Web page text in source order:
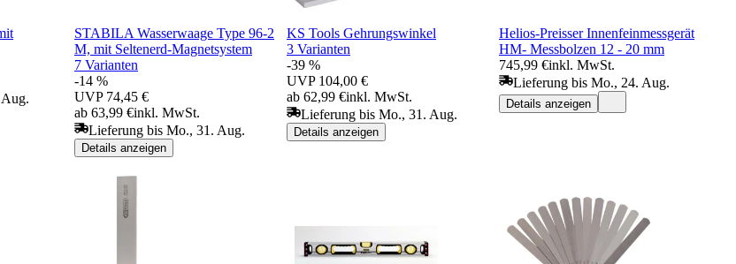
STABILA Wasserwaage Type 96-2
M, mit Seltenerd-Magnetsystem
7 Varianten
-14 %
UVP 74,45 €
ab 63,99 €inkl. MwSt.
Lieferung bis Mo., 31. Aug.
Details anzeigen
KS Tools Gehrungswinkel
3 Varianten
-39 %
UVP 104,00 €
ab 62,99 €inkl. MwSt.
Lieferung bis Mo., 31. Aug.
Details anzeigen
Helios-Preisser Innenfeinmessgerät
HM- Messbolzen 12 - 20 mm
745,99 €inkl. MwSt.
Lieferung bis Mo., 24. Aug.
Details anzeigen